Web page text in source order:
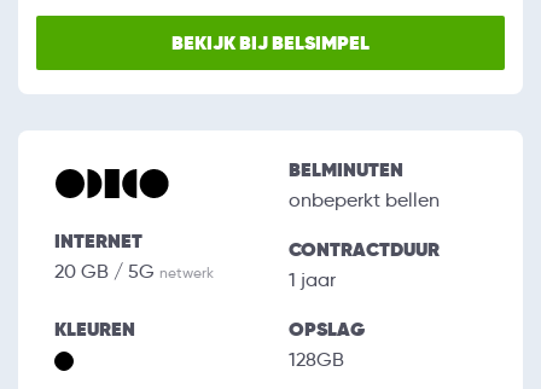
BEKIJK BIJ BELSIMPEL
INTERNET
20 GB / 5G netwerk
BELMINUTEN
onbeperkt bellen
CONTRACTDUUR
1 jaar
KLEUREN OPSLAG
128GB